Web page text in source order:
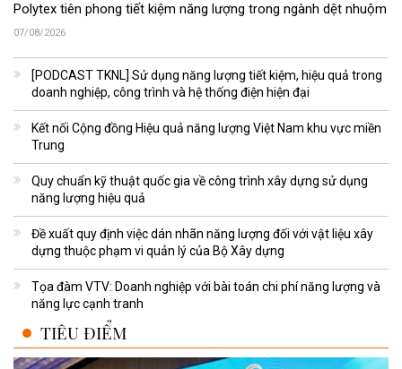
Polytex tiên phong tiết kiệm năng lượng trong ngành dệt nhuộm
07/08/2026
[PODCAST TKNL] Sử dụng năng lượng tiết kiệm, hiệu quả trong
doanh nghiệp, công trình và hệ thống điện hiện đại
Kết nối Cộng đồng Hiệu quả năng lượng Việt Nam khu vực miền
Trung
Quy chuẩn kỹ thuật quốc gia về công trình xây dựng sử dụng
năng lượng hiệu quả
Đề xuất quy định việc dán nhãn năng lượng đối với vật liệu xây
dựng thuộc phạm vi quản lý của Bộ Xây dựng
Tọa đàm VTV: Doanh nghiệp với bài toán chi phí năng lượng và
năng lực cạnh tranh
TIÊU ĐIỂM